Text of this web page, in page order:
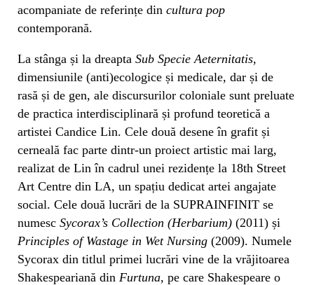
acompaniate de referințe din cultura pop
contemporană.
La stânga și la dreapta Sub Specie Aeternitatis,
dimensiunile (anti)ecologice și medicale, dar și de
rasă și de gen, ale discursurilor coloniale sunt preluate
de practica interdisciplinară și profund teoretică a
artistei Candice Lin. Cele două desene în grafit și
cerneală fac parte dintr-un proiect artistic mai larg,
realizat de Lin în cadrul unei rezidențe la 18th Street
Art Centre din LA, un spațiu dedicat artei angajate
social. Cele două lucrări de la SUPRAINFINIT se
numesc Sycorax’s Collection (Herbarium) (2011) și
Principles of Wastage in Wet Nursing (2009). Numele
Sycorax din titlul primei lucrări vine de la vrăjitoarea
Shakespeariană din Furtuna, pe care Shakespeare o